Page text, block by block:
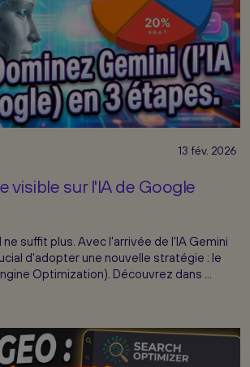
13 fév. 2026
visible sur l'IA de Google
suffit plus. Avec l'arrivée de l'IA Gemini
d'adopter une nouvelle stratégie : le
Optimization). Découvrez dans ...